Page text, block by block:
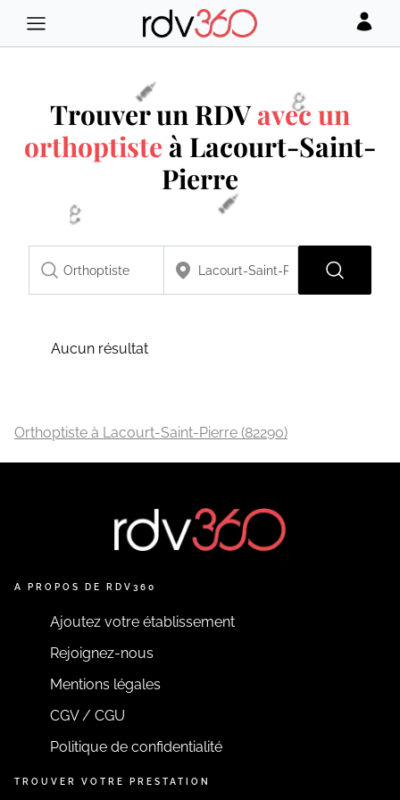
Trouver un RDVavec un
orthoptiste à Lacourt-Saint-
Pierre
Aucun résultat
Orthoptiste à Lacourt-Saint-Pierre (82290)
A PROPOS DE RDV360
Ajoutez votre établissement
Rejoignez-nous
Mentions légales
CGV / CGU
Politique de confidentialité
TROUVER VOTRE PRESTATION